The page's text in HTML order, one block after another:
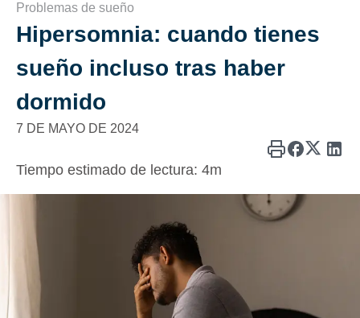
Problemas de sueño
Hipersomnia: cuando tienes
sueño incluso tras haber
dormido
7 DE MAYO DE 2024
Tiempo estimado de lectura: 4m